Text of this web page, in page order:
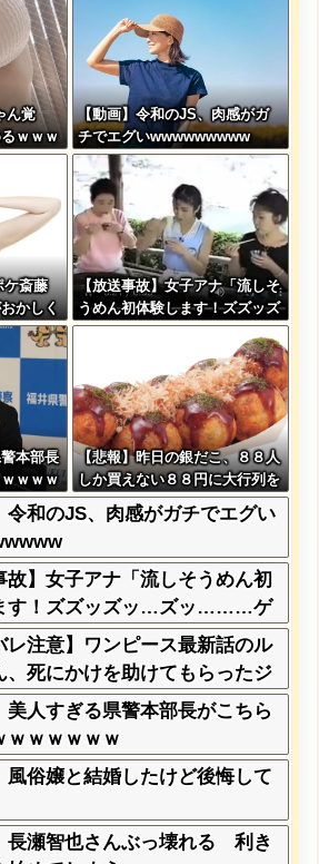
ん覚
ｗｗｗ
【動画】令和のJS、肉感がガ
チでエグいwwwwwwwww
ケ斎藤
かしく
コレ逆
【放送事故】女子アナ「流しそ
うめん初体験します！ズズッズ
ッ…ズッ………ゲホォッ！」
本部長
ｗｗｗ
【悲報】昨日の銀だこ、８８人
しか買えない８８円に大行列を
なす都民コチラ・・・
令和のJS、肉感がガチでエグい
故】女子アナ「流しそうめん初
す！ズズッズッ…ズッ………ゲ
」レ注意】ワンピース最新話のル
、死にかけを助けてもらったジ
態を吐いてしまう・・・
美人すぎる県警本部長がこちら
ｗｗｗｗｗｗ
風俗嬢と結婚したけど後悔して
長瀬智也さんぶっ壊れる 利き